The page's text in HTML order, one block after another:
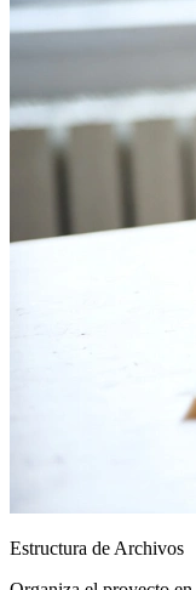
Estructura de Archivos